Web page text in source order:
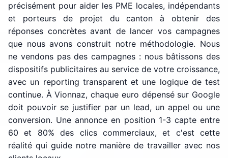
précisément pour aider les PME locales, indépendants
et porteurs de projet du canton à obtenir des
réponses concrètes avant de lancer vos campagnes
que nous avons construit notre méthodologie. Nous
ne vendons pas des campagnes : nous bâtissons des
dispositifs publicitaires au service de votre croissance,
avec un reporting transparent et une logique de test
continue. À Vionnaz, chaque euro dépensé sur Google
doit pouvoir se justifier par un lead, un appel ou une
conversion. Une annonce en position 1-3 capte entre
60 et 80% des clics commerciaux, et c'est cette
réalité qui guide notre manière de travailler avec nos